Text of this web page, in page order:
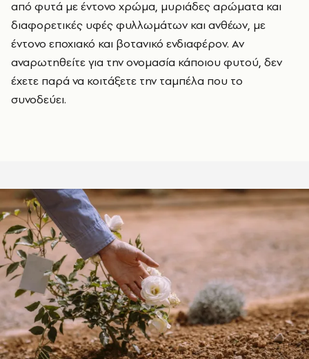
από φυτά με έντονο χρώμα, μυριάδες αρώματα και
διαφορετικές υφές φυλλωμάτων και ανθέων, με
έντονο εποχιακό και βοτανικό ενδιαφέρον. Αν
αναρωτηθείτε για την ονομασία κάποιου φυτού, δεν
έχετε παρά να κοιτάξετε την ταμπέλα που το
συνοδεύει.